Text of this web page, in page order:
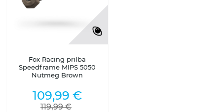
Fox Racing prilba
Speedframe MIPS 5050
Nutmeg Brown
109,99 €
119,99 €